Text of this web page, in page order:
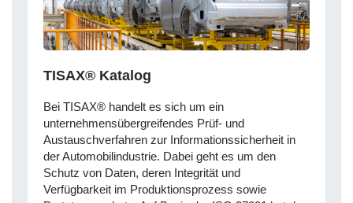
TISAX® Katalog
Bei TISAX® handelt es sich um ein
unternehmensübergreifendes Prüf- und
Austauschverfahren zur Informationssicherheit in
der Automobilindustrie. Dabei geht es um den
Schutz von Daten, deren Integrität und
Verfügbarkeit im Produktionsprozess sowie